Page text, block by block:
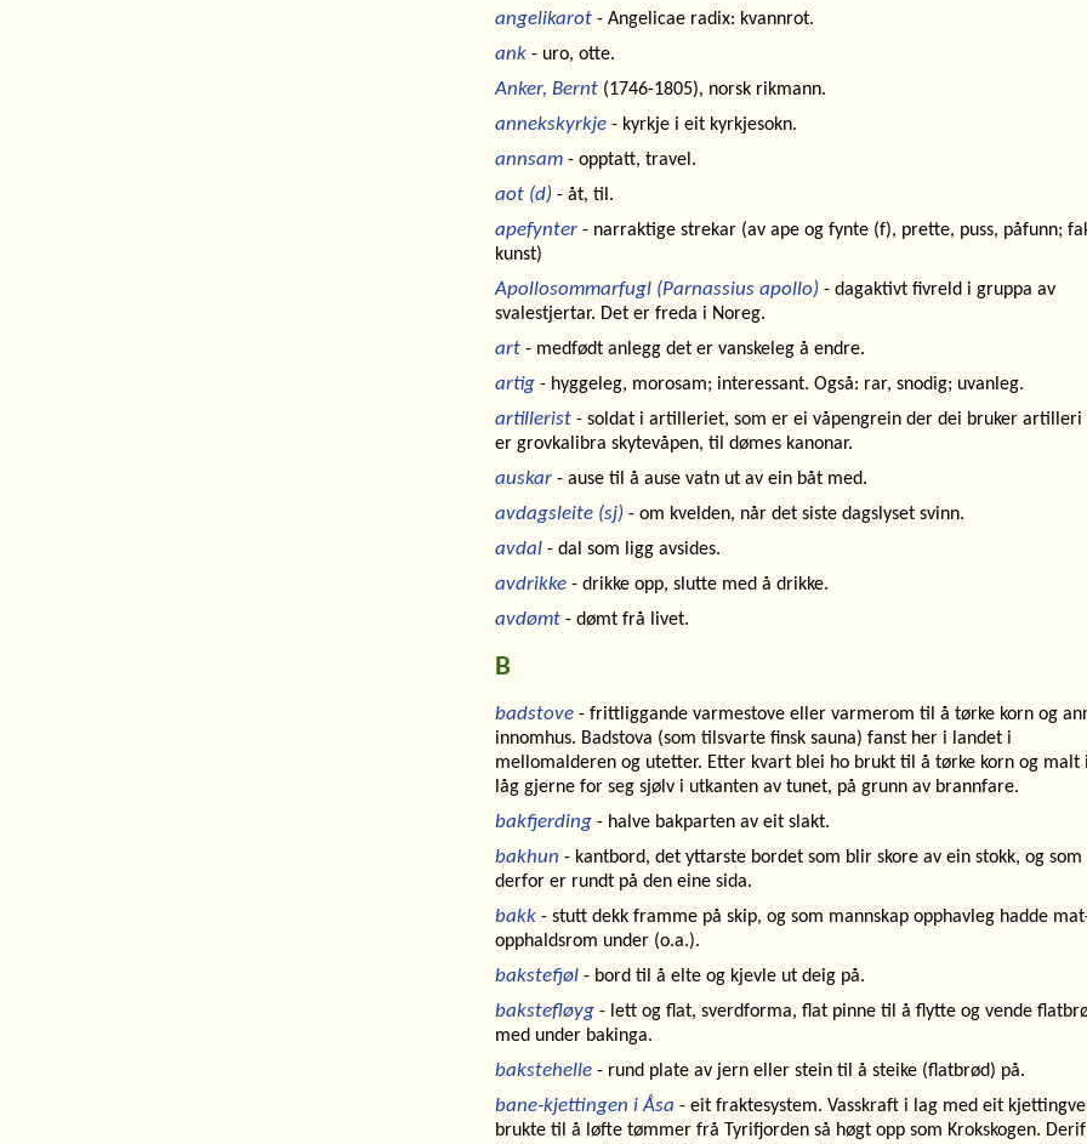
angelikarot - Angelicae radix: kvannrot.
ank - uro, otte.
Anker, Bernt (1746-1805), norsk rikmann.
annekskyrkje - kyrkje i eit kyrkjesokn.
annsam - opptatt, travel.
aot (d) - åt, til.
apefynter - narraktige strekar (av ape og fynte (f), prette, puss, påfunn;
kunst)
Apollosommarfugl (Parnassius apollo) - dagaktivt fivreld i gruppa av
svalestjertar. Det er freda i Noreg.
art - medfødt anlegg det er vanskeleg å endre.
artig - hyggeleg, morosam; interessant. Også: rar, snodig; uvanleg.
artillerist - soldat i artilleriet, som er ei våpengrein der dei bruker artilleri
er grovkalibra skytevåpen, til dømes kanonar.
auskar - ause til å ause vatn ut av ein båt med.
avdagsleite (sj) - om kvelden, når det siste dagslyset svinn.
avdal - dal som ligg avsides.
avdrikke - drikke opp, slutte med å drikke.
avdømt - dømt frå livet.
B
badstove - frittliggande varmestove eller varmerom til å tørke korn og
innomhus. Badstova (som tilsvarte finsk sauna) fanst her i landet i
mellomalderen og utetter. Etter kvart blei ho brukt til å tørke korn og malt
låg gjerne for seg sjølv i utkanten av tunet, på grunn av brannfare.
bakfjerding - halve bakparten av eit slakt.
bakhun - kantbord, det yttarste bordet som blir skore av ein stokk, og som
derfor er rundt på den eine sida.
bakk - stutt dekk framme på skip, og som mannskap opphavleg hadde
opphaldsrom under (o.a.).
bakstefjøl - bord til å elte og kjevle ut deig på.
bakstefløyg - lett og flat, sverdforma, flat pinne til å flytte og vende
med under bakinga.
bakstehelle - rund plate av jern eller stein til å steike (flatbrød) på.
bane-kjettingen i Åsa - eit fraktesystem. Vasskraft i lag med eit
brukte til å løfte tømmer frå Tyrifjorden så høgt opp som Krokskogen.